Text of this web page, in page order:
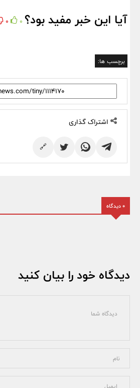
آیا این خبر مفید بود؟ 0
0
برچسب ها:
اشتراک گذاری
🔗
0 دیدگاه
دیدگاه خود را بیان کنید